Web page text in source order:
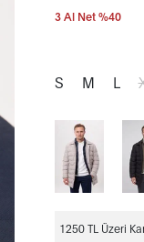
3 Al Net %40
S M L
1250 TL Üzeri